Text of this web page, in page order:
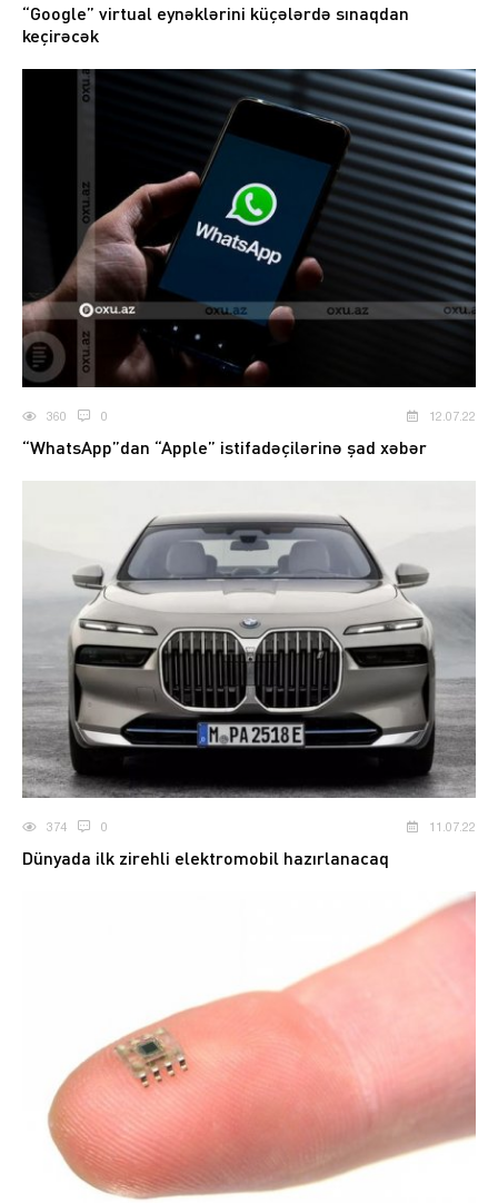
“Google” virtual eynəklərini küçələrdə sınaqdan
keçirəcək
360 0 12.07.22
“WhatsApp”dan “Apple” istifadəçilərinə şad xəbər
374 0 11.07.22
Dünyada ilk zirehli elektromobil hazırlanacaq